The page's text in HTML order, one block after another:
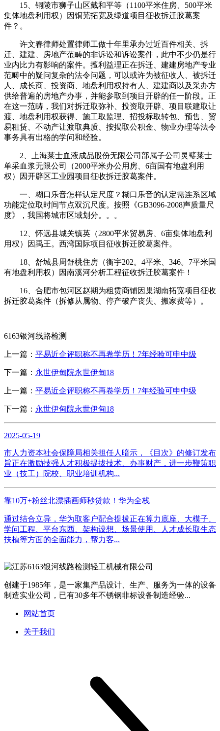
15、铜陵市狮子山区戴和平等（1100平米住房、500平米
集体地盘利用权）因铜芜拓宽及绿道项目征收拆迁胶葛案
件？。
许文春律师处置律师工做十年里承办过近百件相关、拆
迁、建建、房地产范畴的非诉讼和诉讼案件，此中不少仍是行
业内比力有影响的案件。擅利益理正在拆迁、建建房地产专业
范畴中的疑问复杂的法令问题，可以或许为被征收人、被拆迁
人、成长商、投资商、地盘利用权持有人、建建商以及采办方
供给普遍的房地产办事，并能参取到项目开辟的任一阶段。正
在这一范畴，我们对拆迁取弥补、投资取开辟、项目联建取让
渡、地盘利用权获得、施工取监理、招投标取转包、预售、贸
易租赁、不动产让渡取典质、按揭取公积金、物业办理等法令
事务具有出格的学问和经验。
2、上海莱士血液成品股份无限公司部属子公司灵璧莱士
单采血浆无限公司（2000平米办公用房、6亩国有地盘利用
权）因开辟区工业园项目征收拆迁胶葛案件。
一、糊口乐音怎样认定尺度？糊口乐音的认定需连系区域
功能定位取时间节点双沉尺度。按照《GB3096-2008声质量尺
度》，我国将城市区域划分。。。
12、怀远县城关镇英（2800平米贸易房、6亩集体地盘利
用权）因禹王。西湾国际项目征收拆迁胶葛案件。
18、舒城县周舒桃住房（衡宇202。4平米、346。7平米国
有地盘利用权）因南溪河分析工程征收拆迁胶葛案件！
16、合肥市包河区赵期为租赁商铺因巢湖南拓宽项目征收
拆迁胶葛案件（拆修从属物、停产破产丧失、搬家费等）。
6163银河线路检测
上一篇： 平易近企评职称不再卷学历！7年经验可申中级
下一篇： 永世伊甸院永世伊甸18
上一篇： 平易近企评职称不再卷学历！7年经验可申中级
下一篇： 永世伊甸院永世伊甸18
2025-05-19
市人力资本社会保障局相关担任人暗示，《目次》的修订发布
旨正在激励技强人才积极提拔技术、办事财产，进一步鞭策职
业（技工）院校、职业培训机构...
靠10万+粉丝北漂插画师秒贷款！华为全栈
通过结合立异，华为取客户配合提拔正在算力底座、大模子、
学问工程、平台东西、架构设想、场景使用、人才成长取生态
扶植等方面的全面能力，帮力客...
创建于1985年，是一家集产品设计、生产、服务为一体的设备
制造实业公司，已有30多年不锈钢非标设备制造经验...
网站首页
关于我们